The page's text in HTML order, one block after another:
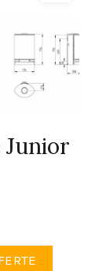
Junior